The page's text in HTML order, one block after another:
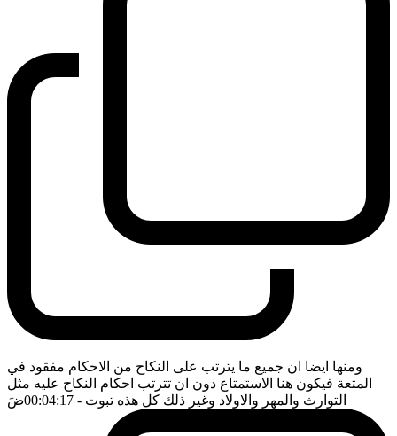
ومنها ايضا ان جميع ما يترتب على النكاح من الاحكام مفقود في
المتعة فيكون هنا الاستمتاع دون ان تترتب احكام النكاح عليه مثل
التوارث والمهر والاولاد وغير ذلك كل هذه تبوت - 00:04:17 ضَ